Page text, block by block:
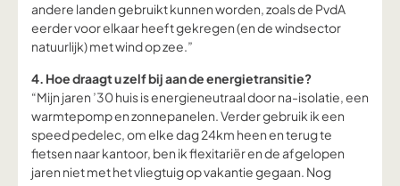
andere landen gebruikt kunnen worden, zoals de PvdA
eerder voor elkaar heeft gekregen (en de windsector
natuurlijk) met wind op zee.”
4. Hoe draagt u zelf bij aan de energietransitie?
“Mijn jaren ’30 huis is energieneutraal door na-isolatie, een
warmtepomp en zonnepanelen. Verder gebruik ik een
speed pedelec, om elke dag 24km heen en terug te
fietsen naar kantoor, ben ik flexitariër en de afgelopen
jaren niet met het vliegtuig op vakantie gegaan. Nog